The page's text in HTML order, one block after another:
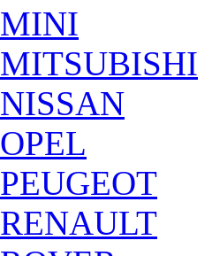
MINI
MITSUBISHI
NISSAN
OPEL
PEUGEOT
RENAULT